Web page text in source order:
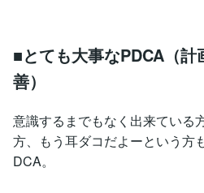
■とても大事なPDCA（
善）
意識するまでもなく出来ている
方、もう耳ダコだよーという方
DCA。